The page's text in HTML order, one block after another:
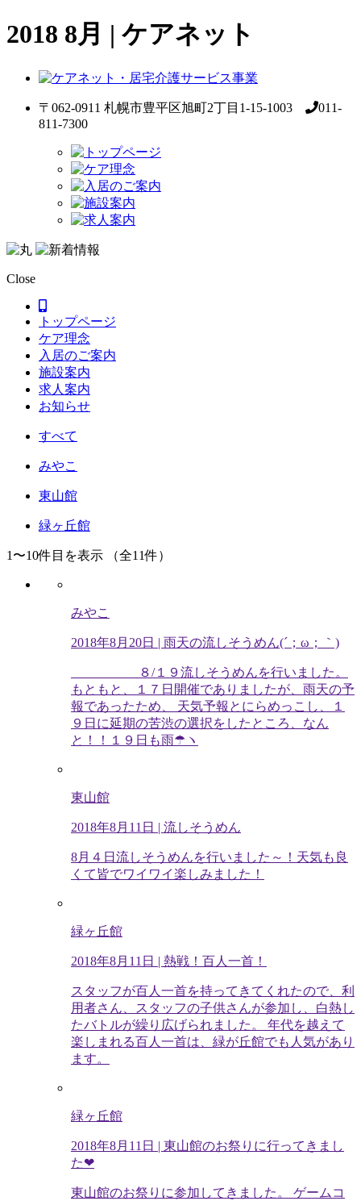
2018 8月 | ケアネット
〒062-0911 札幌市豊平区旭町2丁目1-15-1003
011-
811-7300
Close
トップページ
ケア理念
入居のご案内
施設案内
求人案内
お知らせ
すべて
みやこ
東山館
緑ヶ丘館
1〜10件目を表示 （全11件）
みやこ
2018年8月20日 | 雨天の流しそうめん(´；ω；｀)
８/１９流しそうめんを行いました。
もともと、１７日開催でありましたが、雨天の予
報であったため、 天気予報とにらめっこし、１
９日に延期の苦渋の選択をしたところ、なん
と！！１９日も雨☂ヽ
東山館
2018年8月11日 | 流しそうめん
8月４日流しそうめんを行いました～！天気も良
くて皆でワイワイ楽しみました！
緑ヶ丘館
2018年8月11日 | 熱戦！百人一首！
スタッフが百人一首を持ってきてくれたので、利
用者さん、スタッフの子供さんが参加し、白熱し
たバトルが繰り広げられました。 年代を越えて
楽しまれる百人一首は、緑が丘館でも人気があり
ます。
緑ヶ丘館
2018年8月11日 | 東山館のお祭りに行ってきまし
た❤
東山館のお祭りに参加してきました。 ゲームコ